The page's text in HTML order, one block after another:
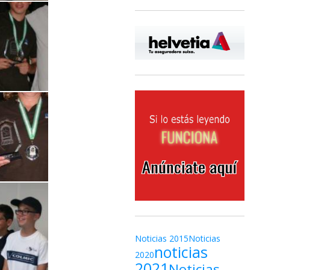
Noticias 2015Noticias
2020noticias